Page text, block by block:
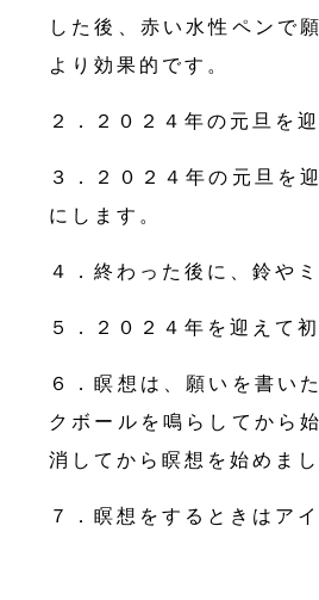
した後、赤い水性ペンで
より効果的です。
２．２０２４年の元旦を
３．２０２４年の元旦を
にします。
４．終わった後に、鈴や
５．２０２４年を迎えて
６．瞑想は、願いを書い
クボールを鳴らしてから
消してから瞑想を始めまし
７．瞑想をするときはア